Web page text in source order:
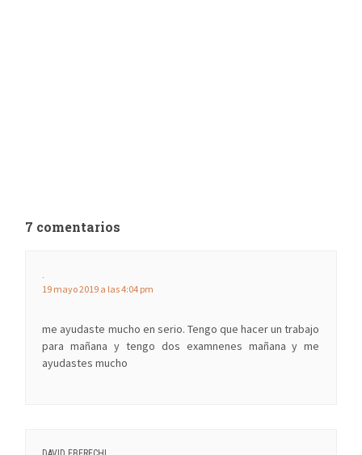
7 comentarios
19 mayo 2019 a las 4:04 pm
me ayudaste mucho en serio. Tengo que hacer un trabajo
para mañana y tengo dos examnenes mañana y me
ayudastes mucho